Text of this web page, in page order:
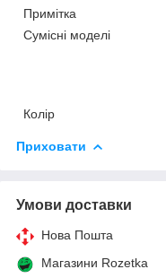
Примітка
Сумісні моделі
Колір
Приховати
Умови доставки
Нова Пошта
Магазини Rozetka